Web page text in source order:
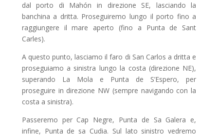
dal porto di Mahón in direzione SE, lasciando la
banchina a dritta. Proseguiremo lungo il porto fino a
raggiungere il mare aperto (fino a Punta de Sant
Carles).
A questo punto, lasciamo il faro di San Carlos a dritta e
proseguiamo a sinistra lungo la costa (direzione NE),
superando La Mola e Punta de S’Espero, per
proseguire in direzione NW (sempre navigando con la
costa a sinistra).
Passeremo per Cap Negre, Punta de Sa Galera e,
infine, Punta de sa Cudia. Sul lato sinistro vedremo